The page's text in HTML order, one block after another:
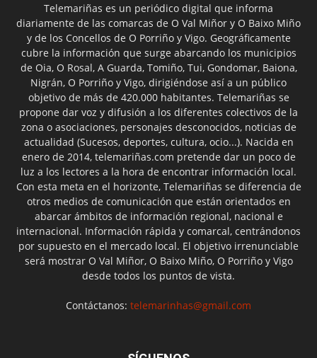
Telemariñas es un periódico digital que informa
diariamente de las comarcas de O Val Miñor y O Baixo Miño
y de los Concellos de O Porriño y Vigo. Geográficamente
cubre la información que surge abarcando los municipios
de Oia, O Rosal, A Guarda, Tomiño, Tui, Gondomar, Baiona,
Nigrán, O Porriño y Vigo, dirigiéndose así a un público
objetivo de más de 420.000 habitantes. Telemariñas se
propone dar voz y difusión a los diferentes colectivos de la
zona o asociaciones, personajes desconocidos, noticias de
actualidad (Sucesos, deportes, cultura, ocio...). Nacida en
enero de 2014, telemariñas.com pretende dar un poco de
luz a los lectores a la hora de encontrar información local.
Con esta meta en el horizonte, Telemariñas se diferencia de
otros medios de comunicación que están orientados en
abarcar ámbitos de información regional, nacional e
internacional. Información rápida y comarcal, centrándonos
por supuesto en el mercado local. El objetivo irrenunciable
será mostrar O Val Miñor, O Baixo Miño, O Porriño y Vigo
desde todos los puntos de vista.
Contáctanos: telemarinhas@gmail.com